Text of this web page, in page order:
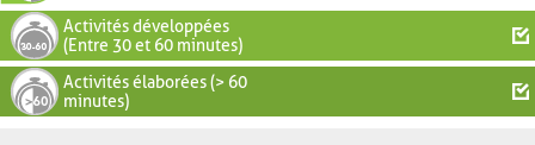
Activités développées
(Entre 30 et 60 minutes)
Activités élaborées (> 60
minutes)